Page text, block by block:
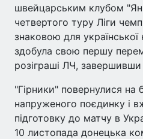
швейцарським клубом
четвертого туру Ліги
знаковою для
здобула свою першу
розіграші ЛЧ,
"Гірники" повернулися на
напруженого поєдинку і
підготовку до матчу в
10 листопада донецька